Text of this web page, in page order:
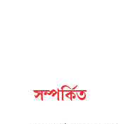
সম্পর্কিত